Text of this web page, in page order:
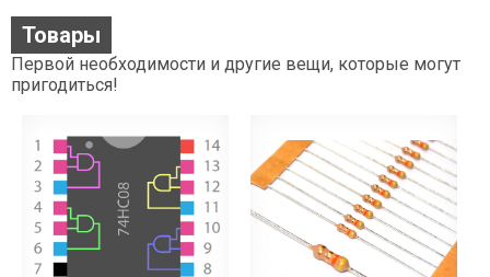
Товары
Первой необходимости и другие вещи, которые могут
пригодиться!